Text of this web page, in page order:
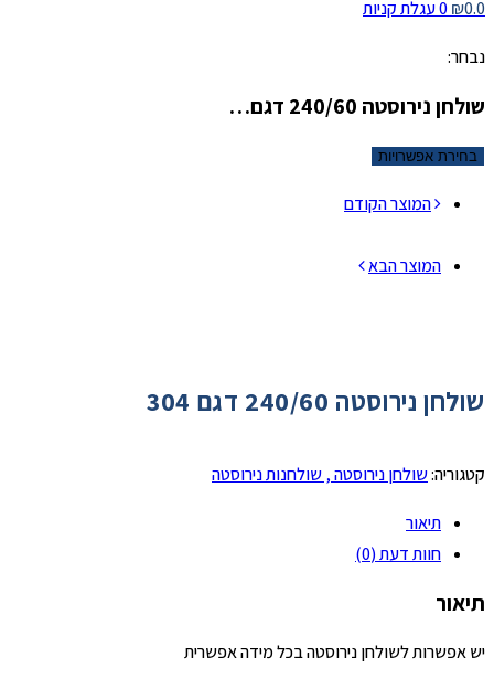
₪0.0
0 עגלת קניות
נבחר:
שולחן נירוסטה 240/60 דגם…
בחירת אפשרויות
המוצר הקודם
המוצר הבא
שולחן נירוסטה 240/60 דגם 304
קטגוריה:שולחן נירוסטה , שולחנות נירוסטה
תיאור
חוות דעת (0)
תיאור
יש אפשרות לשולחן נירוסטה בכל מידה אפשרית